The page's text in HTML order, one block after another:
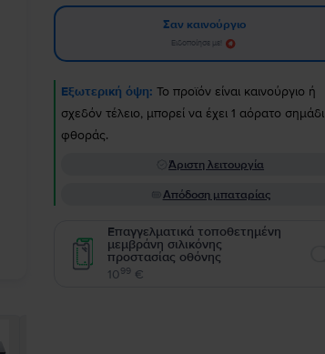
Σαν καινούργιο
Ειδοποίησε με!
Εξωτερική όψη: Το προϊόν είναι καινούργιο ή
σχεδόν τέλειο, μπορεί να έχει 1 αόρατο σημάδι
φθοράς.
Άριστη λειτουργία
Απόδοση μπαταρίας
Επαγγελματικά τοποθετημένη
μεμβράνη σιλικόνης
προστασίας οθόνης
1099 €